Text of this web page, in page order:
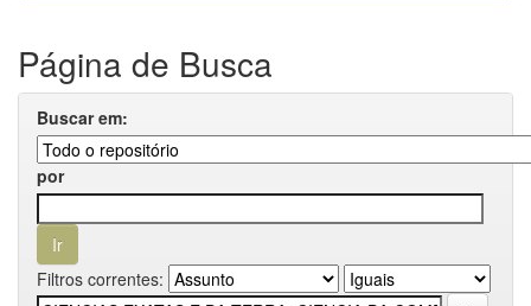
Página de Busca
Buscar em:
por
Filtros correntes: